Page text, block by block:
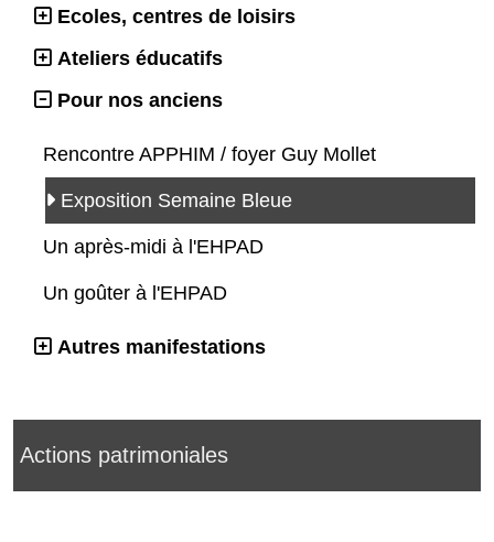
Ecoles, centres de loisirs
Ateliers éducatifs
Pour nos anciens
Rencontre APPHIM / foyer Guy Mollet
Exposition Semaine Bleue
Un après-midi à l'EHPAD
Un goûter à l'EHPAD
Autres manifestations
Actions patrimoniales